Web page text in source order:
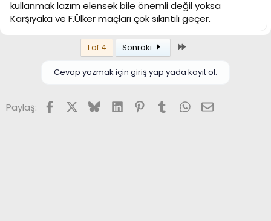
kullanmak lazım elensek bile önemli değil yoksa
Karşıyaka ve F.Ülker maçları çok sıkıntılı geçer.
1 of 4 Sonraki
Cevap yazmak için giriş yap yada kayıt ol.
Paylaş: FacebookX (Twitter)
BlueskyLinkedInPinterest
TumblrWhatsApp
E-posta